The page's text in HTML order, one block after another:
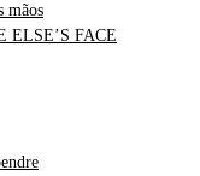
mãos
ELSE’S FACE